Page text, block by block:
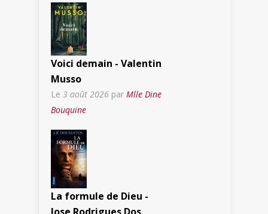
Voici demain - Valentin
Musso
Le 3 août 2026 par Mlle Dine
Bouquine
La formule de Dieu -